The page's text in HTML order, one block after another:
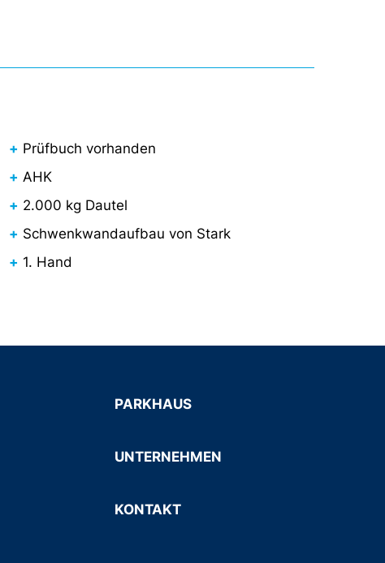
Prüfbuch vorhanden
AHK
2.000 kg Dautel
Schwenkwandaufbau von Stark
1. Hand
PARKHAUS
UNTERNEHMEN
KONTAKT